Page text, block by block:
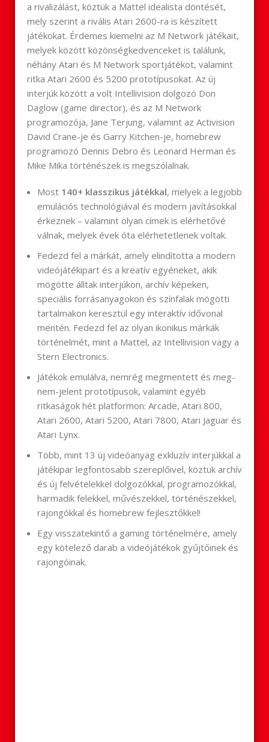
a rivalizálást, köztük a Mattel idealista döntését,
mely szerint a rivális Atari 2600-ra is készített
játékokat. Érdemes kiemelni az M Network játékait,
melyek között közönségkedvenceket is találunk,
néhány Atari és M Network sportjátékot, valamint
ritka Atari 2600 és 5200 prototípusokat. Az új
interjúk között a volt Intellivision dolgozó Don
Daglow (game director), és az M Network
programozója, Jane Terjung, valamint az Activision
David Crane-je és Garry Kitchen-je, homebrew
programozó Dennis Debro és Leonard Herman és
Mike Mika történészek is megszólalnak.
Most 140+ klasszikus játékkal, melyek a legjobb
emulációs technológiával és modern javításokkal
érkeznek – valamint olyan címek is elérhetővé
válnak, melyek évek óta elérhetetlenek voltak.
Fedezd fel a márkát, amely elindította a modern
videójátékipart és a kreatív egyéneket, akik
mögötte álltak interjúkon, archív képeken,
speciális forrásanyagokon és színfalak mögötti
tartalmakon keresztül egy interaktív idővonal
mentén. Fedezd fel az olyan ikonikus márkák
történelmét, mint a Mattel, az Intellivision vagy a
Stern Electronics.
Játékok emulálva, nemrég megmentett és meg-
nem-jelent prototípusok, valamint egyéb
ritkaságok hét platformon: Arcade, Atari 800,
Atari 2600, Atari 5200, Atari 7800, Atari Jaguar és
Atari Lynx.
Több, mint 13 új videóanyag exkluzív interjúkkal a
játékipar legfontosabb szereplőivel, köztük archív
és új felvételekkel dolgozókkal, programozókkal,
harmadik felekkel, művészekkel, történészekkel,
rajongókkal és homebrew fejlesztőkkel!
Egy visszatekintő a gaming történelmére, amely
egy kötelező darab a videójátékok gyűjtőinek és
rajongóinak.